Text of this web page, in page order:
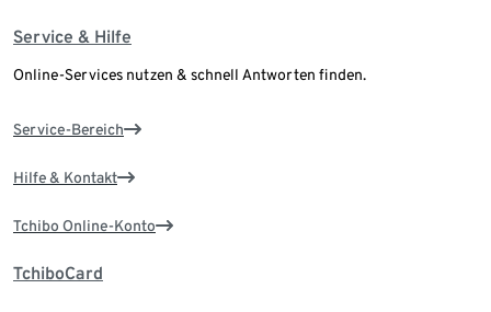
Service & Hilfe
Online-Services nutzen & schnell Antworten finden.
Service-Bereich
Hilfe & Kontakt
Tchibo Online-Konto
TchiboCard